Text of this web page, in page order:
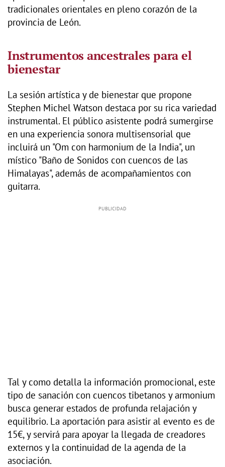
tradicionales orientales en pleno corazón de la
provincia de León.
Instrumentos ancestrales para el
bienestar
La sesión artística y de bienestar que propone
Stephen Michel Watson destaca por su rica variedad
instrumental. El público asistente podrá sumergirse
en una experiencia sonora multisensorial que
incluirá un "Om con harmonium de la India", un
místico "Baño de Sonidos con cuencos de las
Himalayas", además de acompañamientos con
guitarra.
Tal y como detalla la información promocional, este
tipo de sanación con cuencos tibetanos y armonium
busca generar estados de profunda relajación y
equilibrio. La aportación para asistir al evento es de
15€, y servirá para apoyar la llegada de creadores
externos y la continuidad de la agenda de la
asociación.